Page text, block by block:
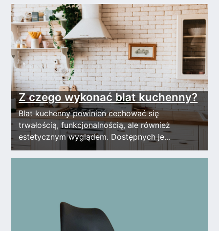
Z czego wykonać blat kuchenny?
Blat kuchenny powinien cechować się
trwałością, funkcjonalnością, ale również
estetycznym wyglądem. Dostępnych je...